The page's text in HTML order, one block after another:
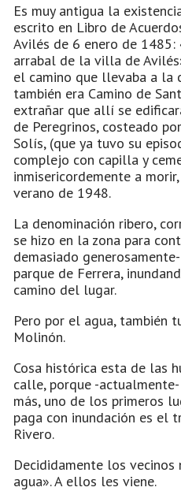
Es muy antigua la
escrito en Libro de
Avilés de 6 enero de 1485:
arrabal de la villa de
el camino que llevaba a la
también era Camino de
extrañar que allí se
de Peregrinos, costeado
Solís, (que ya tuvo su
complejo con capilla y
inmisericordemente a
verano de 1948.
La denominación ribero,
se hizo en la zona para
demasiado
parque de Ferrera,
camino del lugar.
Pero por el agua, también
Molinón.
Cosa histórica esta de las
calle, porque -
más, uno de los primeros
paga con inundación es el
Rivero.
Decididamente los
agua». A ellos les viene.